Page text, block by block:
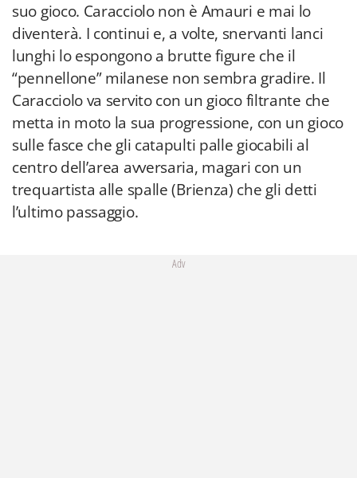
suo gioco. Caracciolo non è Amauri e mai lo
diventerà. I continui e, a volte, snervanti lanci
lunghi lo espongono a brutte figure che il
“pennellone” milanese non sembra gradire. Il
Caracciolo va servito con un gioco filtrante che
metta in moto la sua progressione, con un gioco
sulle fasce che gli catapulti palle giocabili al
centro dell’area avversaria, magari con un
trequartista alle spalle (Brienza) che gli detti
l’ultimo passaggio.
Adv